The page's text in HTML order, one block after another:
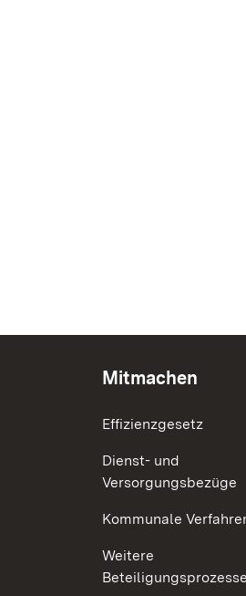
Mitmachen
Effizienzgesetz
Dienst- und
Versorgungsbezüge
Kommunale
Weitere
Beteiligungsprozesse